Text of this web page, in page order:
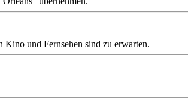
Kino und Fernsehen sind zu erwarten.